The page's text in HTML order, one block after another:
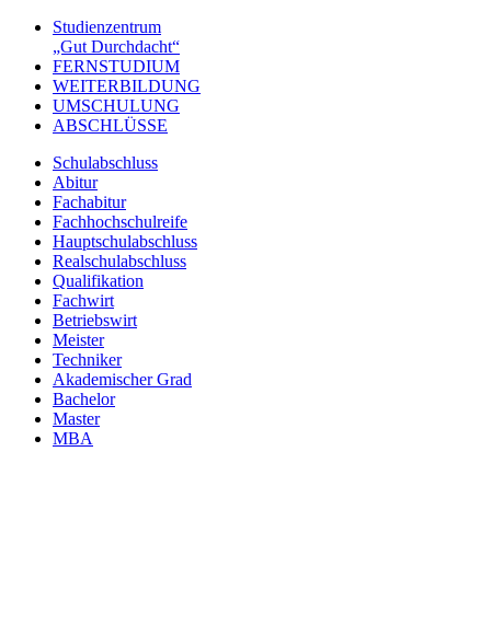
Studienzentrum
„Gut Durchdacht“
FERNSTUDIUM
WEITERBILDUNG
UMSCHULUNG
ABSCHLÜSSE
Schulabschluss
Abitur
Fachabitur
Fachhochschulreife
Hauptschulabschluss
Realschulabschluss
Qualifikation
Fachwirt
Betriebswirt
Meister
Techniker
Akademischer Grad
Bachelor
Master
MBA